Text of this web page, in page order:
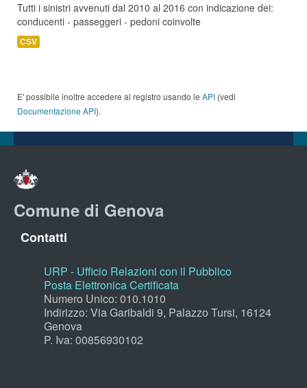
Tutti i sinistri avvenuti dal 2010 al 2016 con indicazione dei:
conducenti - passeggeri - pedoni coinvolte
CSV
E' possibile inoltre accedere al registro usando le API (vedi
Documentazione API).
Comune di Genova
Contatti
URP - Ufficio Relazioni con il Pubblico
Posta Elettronica Certificata
Numero Unico: 010.1010
Indirizzo: Via Garibaldi 9, Palazzo Tursi, 16124
Genova
P. Iva: 00856930102